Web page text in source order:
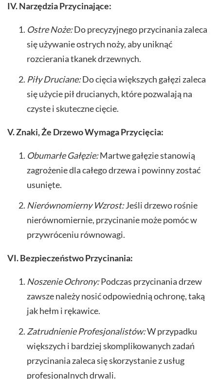
IV. Narzędzia Przycinające:
Ostre Noże:Do precyzyjnego przycinania zaleca
się używanie ostrych noży, aby uniknąć
rozcierania tkanek drzewnych.
Piły Druciane:Do cięcia większych gałęzi zaleca
się użycie pił drucianych, które pozwalają na
czyste i skuteczne cięcie.
V. Znaki, Że Drzewo Wymaga Przycięcia:
Obumarłe Gałęzie:Martwe gałęzie stanowią
zagrożenie dla całego drzewa i powinny zostać
usunięte.
Nierównomierny Wzrost:Jeśli drzewo rośnie
nierównomiernie, przycinanie może pomóc w
przywróceniu równowagi.
VI. Bezpieczeństwo Przycinania:
Noszenie Ochrony:Podczas przycinania drzew
zawsze należy nosić odpowiednią ochronę, taką
jak hełm i rękawice.
Zatrudnienie Profesjonalistów:W przypadku
większych i bardziej skomplikowanych zadań
przycinania zaleca się skorzystanie z usług
profesjonalnych drwali.